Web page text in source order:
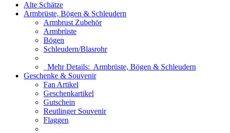
Alte Schätze
Armbrüste, Bögen & Schleudern
Armbrust Zubehör
Armbrüste
Bögen
Schleudern/Blasrohr
Mehr Details: Armbrüste, Bögen & Schleudern
Geschenke & Souvenir
Fan Artikel
Geschenkartikel
Gutschein
Reutlinger Souvenir
Flaggen